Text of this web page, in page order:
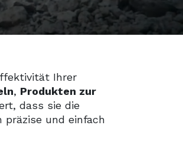
Ihrer
, Produkten zur
dass sie die
präzise und einfach